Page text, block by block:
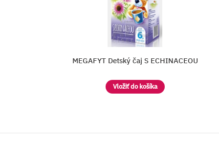
Detský čaj S ECHINACEOU